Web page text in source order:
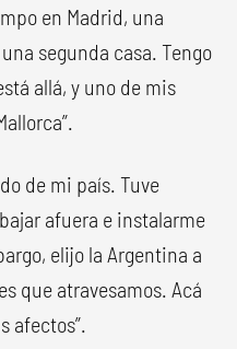
en Madrid, una
segunda casa. Tengo
allá, y uno de mis
de mi país. Tuve
afuera e instalarme
elijo la Argentina a
que atravesamos. Acá
afectos”.